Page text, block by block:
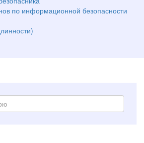
по информационной безопасности